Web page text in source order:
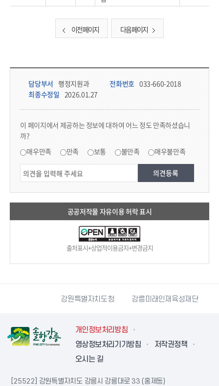
이전 페이지 다음 페이지
담당부서 정보 & 컨텐츠 만족도 조사 & 공공저작물 자유이용 허락 표시
담당부서 행정지원과 전화번호 033-660-2018
최종수정일 2026.01.27
이 페이지에서 제공하는 정보에 대하여 어느 정도 만족하셨습니
까?
매우만족 만족 보통 불만족 매우불만족
공공저작물 자유이용 허락 표시
출처표시+상업적이용금지+변경금지
강원특별자치도청 강릉미래인재육성재단
개인정보처리방침
영상정보처리기기방침
저작권정책
오시는 길
[25522] 강원특별자치도 강릉시 강릉대로 33 (홍제동)